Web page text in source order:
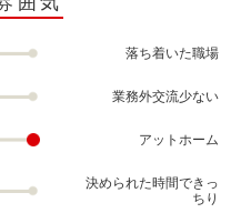
落ち着いた職場
業務外交流少ない
アットホーム
決められた時間できっ
ちり